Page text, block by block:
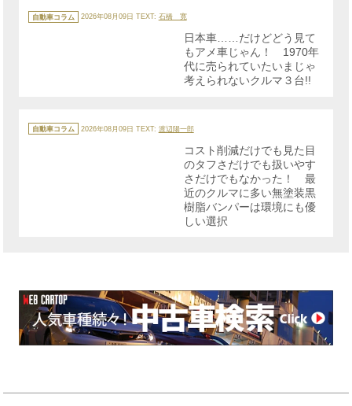
テ
ゴ
自動車コラム 2026年08月09日 TEXT: 石橋 寛
日本車……だけどどう見て
もアメ車じゃん！ 1970年
代に売られていたいまじゃ
考えられないクルマ３台!!
テ
ゴ
自動車コラム 2026年08月09日 TEXT: 渡辺陽一郎
コスト削減だけでも見た目
のタフさだけでも扱いやす
さだけでもなかった！ 最
近のクルマに多い無塗装黒
樹脂バンパーは環境にも優
しい選択